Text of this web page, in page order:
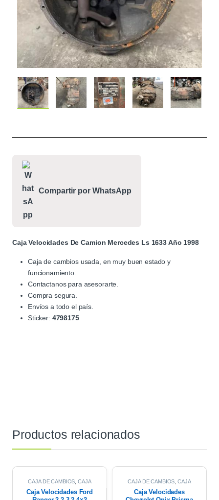
Compartir por WhatsApp
Caja Velocidades De Camion Mercedes Ls 1633 Año 1998
Caja de cambios usada, en muy buen estado y
funcionamiento.
Contactanos para asesorarte.
Compra segura.
Envíos a todo el país.
Sticker: 4798175
Productos relacionados
CAJA DE CAMBIOS ,CAJA
Caja Velocidades Ford
CAJA DE CAMBIOS ,CAJA
Caja Velocidades